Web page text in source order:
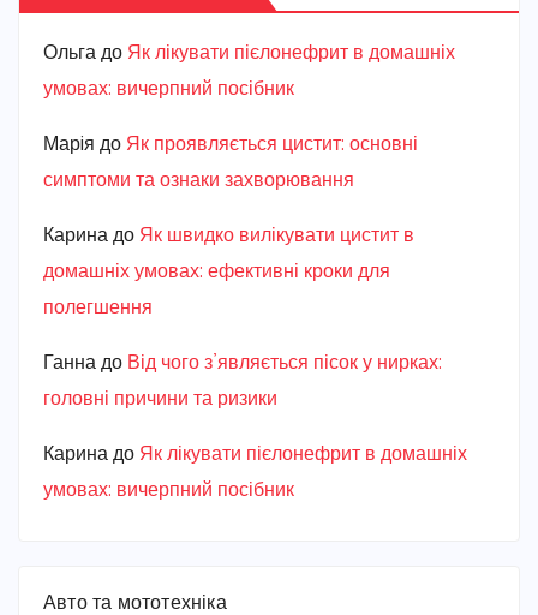
Ольга до Як лікувати пієлонефрит в домашніх
умовах: вичерпний посібник
Марiя до Як проявляється цистит: основні
симптоми та ознаки захворювання
Карина до Як швидко вилікувати цистит в
домашніх умовах: ефективні кроки для
полегшення
Ганна до Від чого з’являється пісок у нирках:
головні причини та ризики
Карина до Як лікувати пієлонефрит в домашніх
умовах: вичерпний посібник
Авто та мототехніка